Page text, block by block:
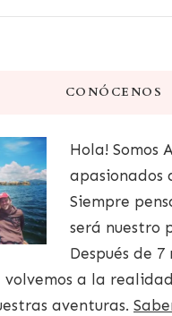
CONÓCENOS
Hola! Somos
apasionados
Siempre
será nuestro
Después de 7
volvemos a la
aventuras.